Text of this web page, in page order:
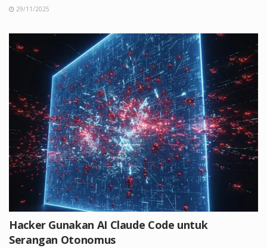
29/11/2025
Hacker Gunakan AI Claude Code untuk
Serangan Otonomus